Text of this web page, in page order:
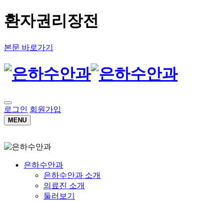
환자권리장전
본문 바로가기
로그인 회원가입
MENU
은하수안과
은하수안과 소개
의료진 소개
둘러보기